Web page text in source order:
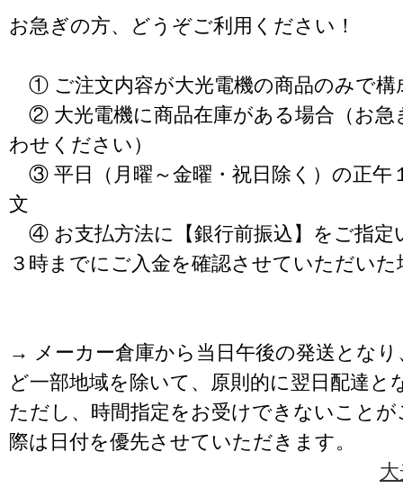
お急ぎの方、どうぞご利用ください！
① ご注文内容が大光電機の商品のみで構
② 大光電機に商品在庫がある場合（お急
わせください）
③ 平日（月曜～金曜・祝日除く）の正午
文
④ お支払方法に【銀行前振込】をご指定
３時までにご入金を確認させていただいた
→ メーカー倉庫から当日午後の発送となり
ど一部地域を除いて、原則的に翌日配達と
ただし、時間指定をお受けできないこと
際は日付を優先させていただきます。